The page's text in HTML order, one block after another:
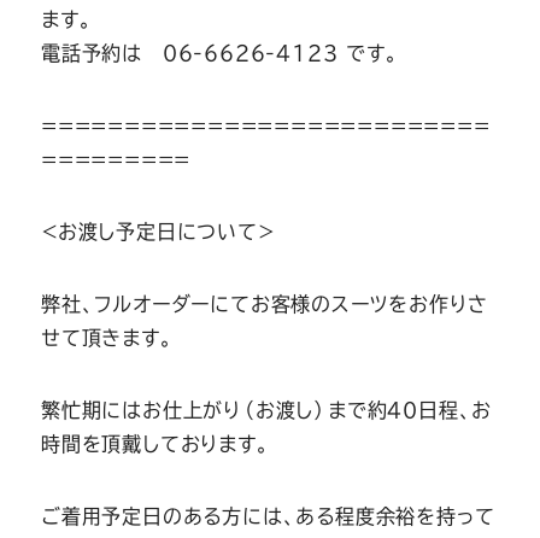
ます。
電話予約は 06-6626-4123 です。
===========================
=========
＜お渡し予定日について＞
弊社、フルオーダーにてお客様のスーツをお作りさ
せて頂きます。
繁忙期にはお仕上がり（お渡し）まで約40日程、お
時間を頂戴しております。
ご着用予定日のある方には、ある程度余裕を持って